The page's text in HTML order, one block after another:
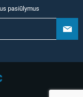
pasiūlymus